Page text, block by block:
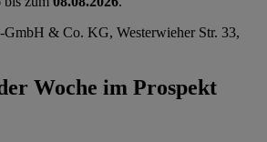
& Co. KG, Westerwieher Str. 33,
Woche im Prospekt